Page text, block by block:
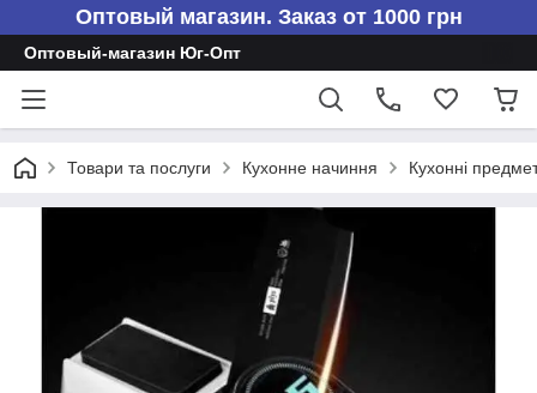
Оптовый магазин. Заказ от 1000 грн
Оптовый-магазин Юг-Опт
Товари та послуги Кухонне начиння Кухонні